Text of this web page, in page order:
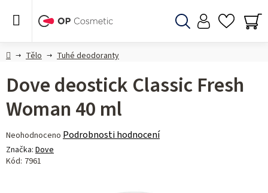
DomůTělo Tuhé deodoranty
Dove deostick Classic Fresh
Woman 40 ml
Průměrné
hodnocení
produktu
Neohodnoceno Podrobnosti hodnocení
Značka: Dove
Kód: 7961